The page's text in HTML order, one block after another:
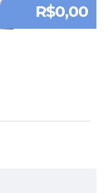
R$0,00